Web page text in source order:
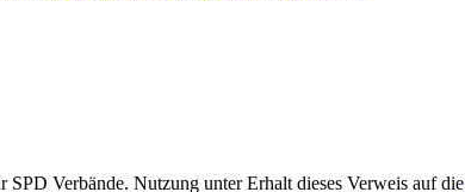
SPD Verbände. Nutzung unter Erhalt dieses Verweis auf die